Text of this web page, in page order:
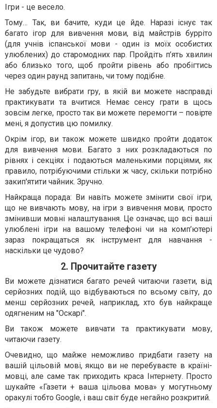
Ігри - це весело.
Тому… Так, ви бачите, куди це йде. Наразі існує так
багато ігор для вивчення мови, від майстрів бурріто
(для учнів іспанської мови - один із моїх особистих
улюблених) до старомодних пар. Пройдіть п’ять хвилин
або близько того, щоб пройти рівень або пробігтись
через один раунд запитань, чи тому подібне.
Не забудьте вибрати гру, в якій ви можете насправді
практикувати та вчитися. Немає сенсу грати в щось
зовсім легке, просто так ви можете перемогти – повірте
мені, я допустив цю помилку.
Окрім ігор, ви також можете швидко пройти додаток
для вивчення мови. Багато з них розкладаються по
рівнях і секціях і подаються маленькими порціями, як
правило, потрібуючими стільки ж часу, скільки потрібно
закип'ятити чайник. Зручно.
Найкраща порада: Ви навіть можете змінити свої ігри,
що не вивчають мову, на ігри з вивчення мови, просто
змінивши мовні налаштування. Це означає, що всі ваші
улюблені ігри на вашому телефоні чи на комп’ютері
зараз покращаться як інструмент для навчання -
наскільки це чудово?
2. Прочитайте газету
Ви можете дізнатися багато речей читаючи газети, від
серйозних подій, що відбуваються по всьому світу, до
менш серйозних речей, наприклад, хто був найкраще
одягненим на "Оскарі".
Ви також можете вивчати та практикувати мову,
читаючи газету.
Очевидно, що майже неможливо придбати газету на
вашій цільовій мові, якщо ви не перебуваєте в країні-
мовці, але саме так приходить краса Інтернету. Просто
шукайте «Газети + ваша цільова мова» у могутньому
оракулі тобто Google, і ваш світ буде негайно розкритий.